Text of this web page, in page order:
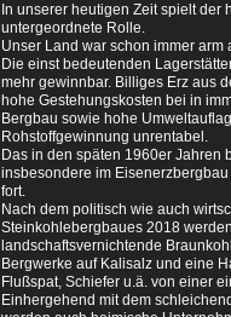
In unserer heutigen Zeit spielt
untergeordnete Rolle.
Unser Land war schon immer arm
Die einst bedeutenden
mehr gewinnbar. Billiges Erz aus
hohe Gestehungskosten bei in
Bergbau sowie hohe
Rohstoffgewinnung unrentabel.
Das in den späten 1960er Jahren
insbesondere im Eisenerzbergbau
fort.
Nach dem politisch wie auch
Steinkohlebergbaues 2018
landschaftsvernichtende
Bergwerke auf Kalisalz und eine
Flußspat, Schiefer u.ä. von einer
Einhergehend mit dem